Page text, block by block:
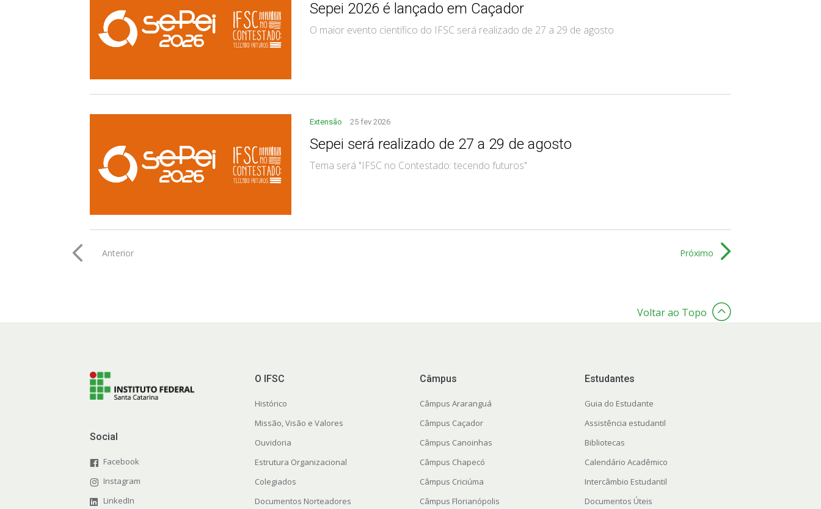
Sepei 2026 é lançado em Caçador
O maior evento científico do IFSC será realizado de 27 a 29 de agosto
Extensão 25 fev 2026
Sepei será realizado de 27 a 29 de agosto
Tema será "IFSC no Contestado: tecendo futuros"
Anterior Próximo
Voltar ao Topo
Social
Facebook
Instagram
LinkedIn
O IFSC
Histórico
Missão, Visão e Valores
Ouvidoria
Estrutura Organizacional
Colegiados
Documentos Norteadores
Câmpus
Câmpus Araranguá
Câmpus Caçador
Câmpus Canoinhas
Câmpus Chapecó
Câmpus Criciúma
Câmpus Florianópolis
Estudantes
Guia do Estudante
Assistência estudantil
Bibliotecas
Calendário Acadêmico
Intercâmbio Estudantil
Documentos Úteis